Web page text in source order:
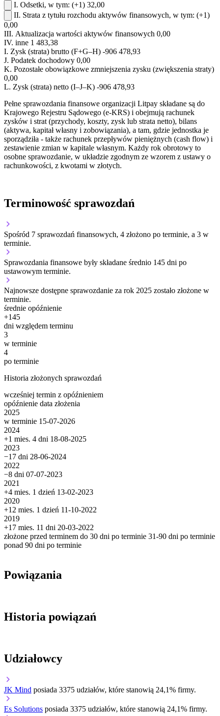
I. Odsetki, w tym: (+1) 32,00
II. Strata z tytułu rozchodu aktywów finansowych, w tym: (+1)
0,00
III. Aktualizacja wartości aktywów finansowych 0,00
IV. inne 1 483,38
I. Zysk (strata) brutto (F+G–H) -906 478,93
J. Podatek dochodowy 0,00
K. Pozostałe obowiązkowe zmniejszenia zysku (zwiększenia straty)
0,00
L. Zysk (strata) netto (I–J–K) -906 478,93
Pełne sprawozdania finansowe organizacji Litpay składane są do
Krajowego Rejestru Sądowego (e-KRS) i obejmują rachunek
zysków i strat (przychody, koszty, zysk lub strata netto), bilans
(aktywa, kapitał własny i zobowiązania), a tam, gdzie jednostka je
sporządziła - także rachunek przepływów pieniężnych (cash flow) i
zestawienie zmian w kapitale własnym. Każdy rok obrotowy to
osobne sprawozdanie, w układzie zgodnym ze wzorem z ustawy o
rachunkowości, z kwotami w złotych.
Terminowość sprawozdań
Spośród 7 sprawozdań finansowych, 4 złożono po terminie, a 3 w
terminie.
Sprawozdania finansowe były składane średnio 145 dni po
ustawowym terminie.
Najnowsze dostępne sprawozdanie za rok 2025 zostało złożone w
terminie.
średnie opóźnienie
+145
dni względem terminu
3
w terminie
4
po terminie
Historia złożonych sprawozdań
wcześniej termin z opóźnieniem
opóźnienie data złożenia
2025
w terminie 15-07-2026
2024
+1 mies. 4 dni 18-08-2025
2023
−17 dni 28-06-2024
2022
−8 dni 07-07-2023
2021
+4 mies. 1 dzień 13-02-2023
2020
+12 mies. 1 dzień 11-10-2022
2019
+17 mies. 11 dni 20-03-2022
złożone przed terminem do 30 dni po terminie 31-90 dni po terminie
ponad 90 dni po terminie
Powiązania
Historia powiązań
Udziałowcy
JK Mind posiada 3375 udziałów, które stanowią 24,1% firmy.
Es Solutions posiada 3375 udziałów, które stanowią 24,1% firmy.